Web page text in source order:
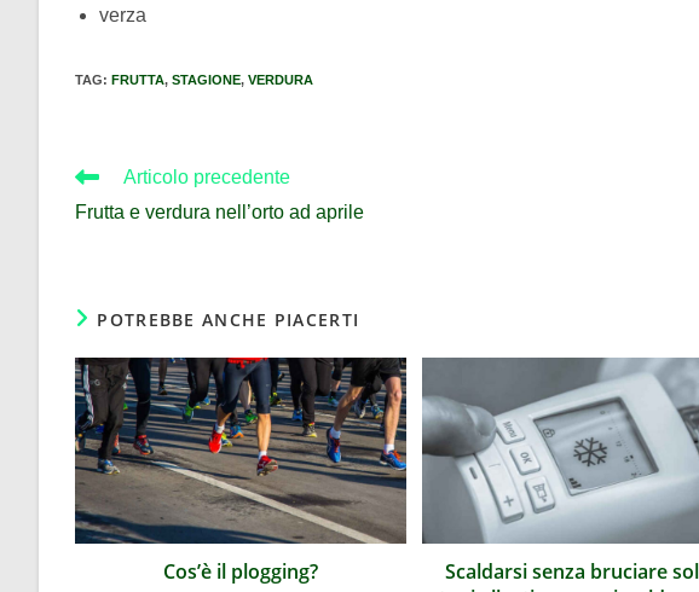
verza
TAG: FRUTTA, STAGIONE, VERDURA
Articolo precedente
Frutta e verdura nell’orto ad aprile
POTREBBE ANCHE PIACERTI
Cos’è il plogging?
Scaldarsi senza bruciare